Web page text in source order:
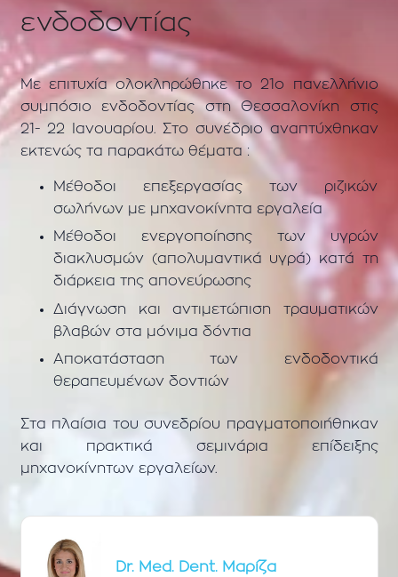
ενδοδοντίας
Με επιτυχία ολοκληρώθηκε το 21ο πανελλήνιο
συμπόσιο ενδοδοντίας στη Θεσσαλονίκη στις
21- 22 Ιανουαρίου. Στο συνέδριο αναπτύχθηκαν
εκτενώς τα παρακάτω θέματα :
Μέθοδοι επεξεργασίας των ριζικών
σωλήνων με μηχανοκίνητα εργαλεία
Μέθοδοι ενεργοποίησης των υγρών
διακλυσμών (απολυμαντικά υγρά) κατά τη
διάρκεια της απονεύρωσης
Διάγνωση και αντιμετώπιση τραυματικών
βλαβών στα μόνιμα δόντια
Αποκατάσταση των ενδοδοντικά
θεραπευμένων δοντιών
Στα πλαίσια του συνεδρίου πραγματοποιήθηκαν
και πρακτικά σεμινάρια επίδειξης
μηχανοκίνητων εργαλείων.
Dr. Med. Dent. Μαρίζα